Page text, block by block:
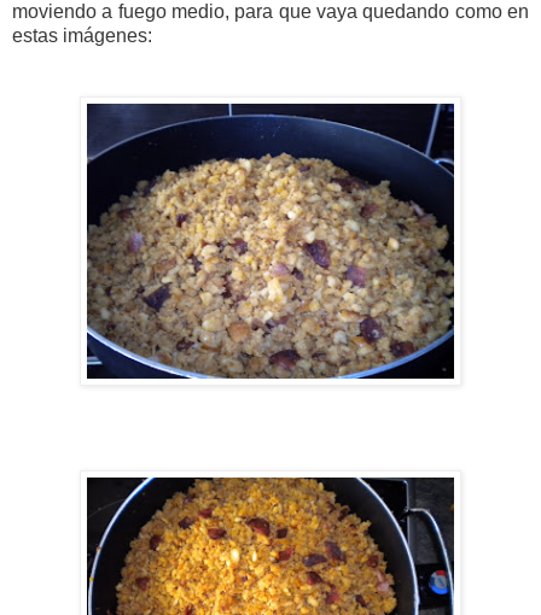
moviendo a fuego medio, para que vaya quedando como en
estas imágenes: